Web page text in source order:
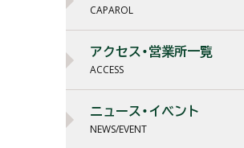
CAPAROL
アクセス・営業所一覧
ACCESS
ニュース・イベント
NEWS/EVENT